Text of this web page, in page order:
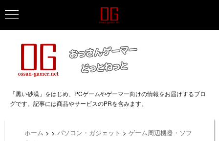
「黒い砂漠」をはじめ、PCゲームやゲーマー向けの情報をお届けするブロ
グです。記事には商品やサービスのPRを含みます。
ホーム > > パソコン・ガジェット > ゲーム周辺機器・ソフ